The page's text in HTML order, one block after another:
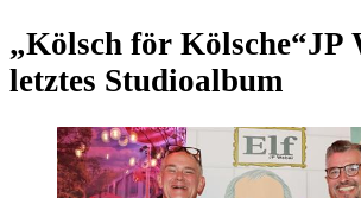
„Kölsch för Kölsche“JP
letztes Studioalbum